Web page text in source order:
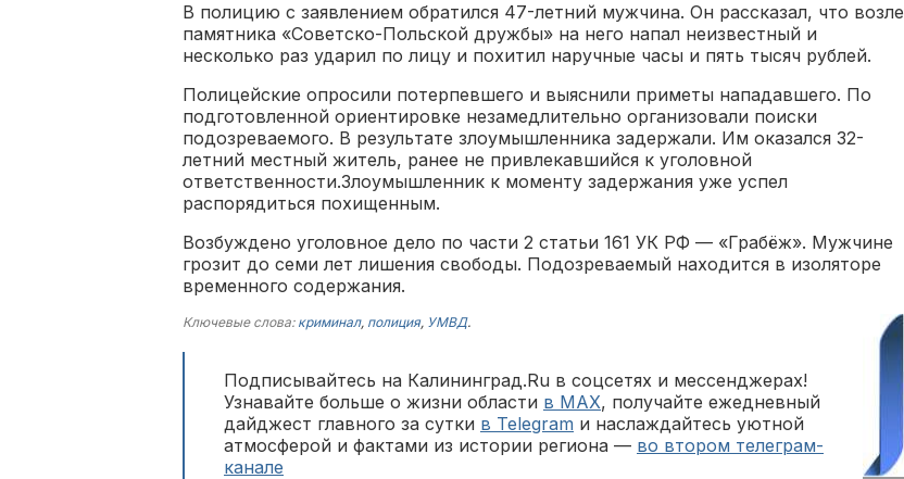
В полицию с заявлением обратился 47-летний мужчина. Он рассказал, что возле
памятника «Советско-Польской дружбы» на него напал неизвестный и
несколько раз ударил по лицу и похитил наручные часы и пять тысяч рублей.
Полицейские опросили потерпевшего и выяснили приметы нападавшего. По
подготовленной ориентировке незамедлительно организовали поиски
подозреваемого. В результате злоумышленника задержали. Им оказался 32-
летний местный житель, ранее не привлекавшийся к уголовной
ответственности.Злоумышленник к моменту задержания уже успел
распорядиться похищенным.
Возбуждено уголовное дело по части 2 статьи 161 УК РФ — «Грабёж». Мужчине
грозит до семи лет лишения свободы. Подозреваемый находится в изоляторе
временного содержания.
Ключевые слова: криминал, полиция, УМВД.
Подписывайтесь на Калининград.Ru в соцсетях и мессенджерах!
Узнавайте больше о жизни области в MAX, получайте ежедневный
дайджест главного за сутки в Telegram и наслаждайтесь уютной
атмосферой и фактами из истории региона — во втором телеграм-
канале